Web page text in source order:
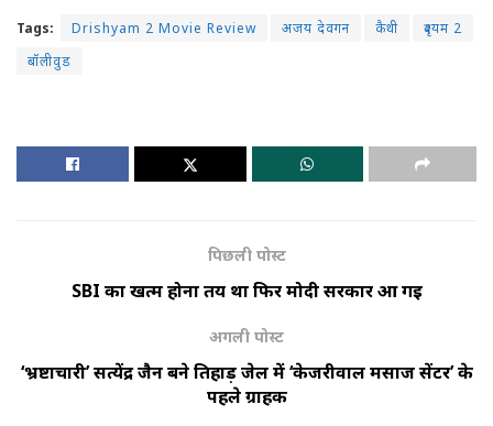
Tags: Drishyam 2 Movie Review अजय देवगन कैथी
दृश्यम 2
बॉलीवुड
पिछली पोस्ट
SBI का खत्म होना तय था फिर मोदी सरकार आ गई
अगली पोस्ट
‘भ्रष्टाचारी’ सत्येंद्र जैन बने तिहाड़ जेल में ‘केजरीवाल मसाज सेंटर’ के
पहले ग्राहक